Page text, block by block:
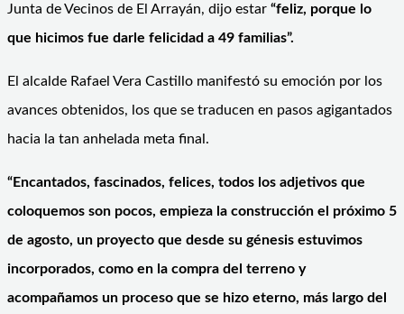
Junta de Vecinos de El Arrayán, dijo estar “feliz, porque lo
que hicimos fue darle felicidad a 49 familias”.
El alcalde Rafael Vera Castillo manifestó su emoción por los
avances obtenidos, los que se traducen en pasos agigantados
hacia la tan anhelada meta final.
“Encantados, fascinados, felices, todos los adjetivos que
coloquemos son pocos, empieza la construcción el próximo 5
de agosto, un proyecto que desde su génesis estuvimos
incorporados, como en la compra del terreno y
acompañamos un proceso que se hizo eterno, más largo del